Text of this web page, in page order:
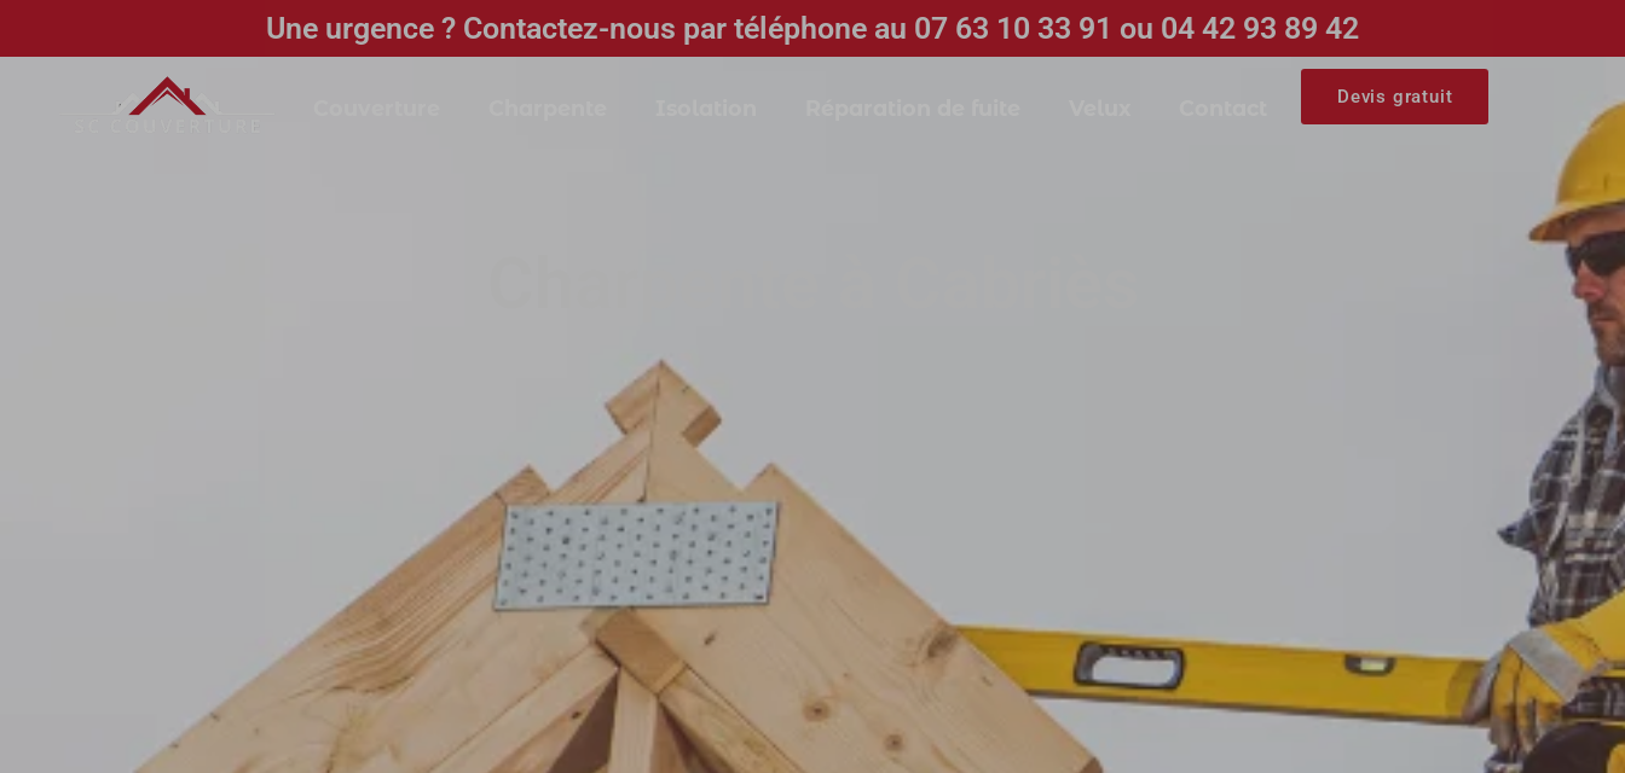
Une urgence ? Contactez-nous par téléphone au 07 63 10 33 91 ou 04 42 93 89 42
Devis gratuit